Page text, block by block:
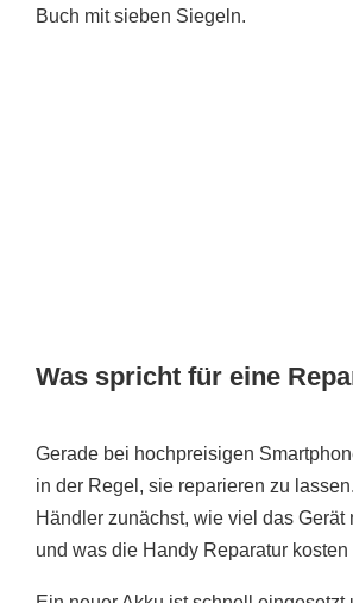
Buch mit sieben Siegeln.
Was spricht für eine
Gerade bei hochpreisigen
in der Regel, sie reparieren zu
Händler zunächst, wie viel das Gerät
und was die Handy Reparatur kosten